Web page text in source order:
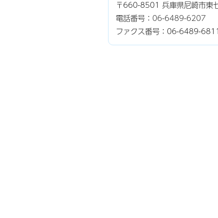
〒660-8501 兵庫県尼崎市東
電話番号： 06-6489-6207
ファクス番号：06-6489-6811